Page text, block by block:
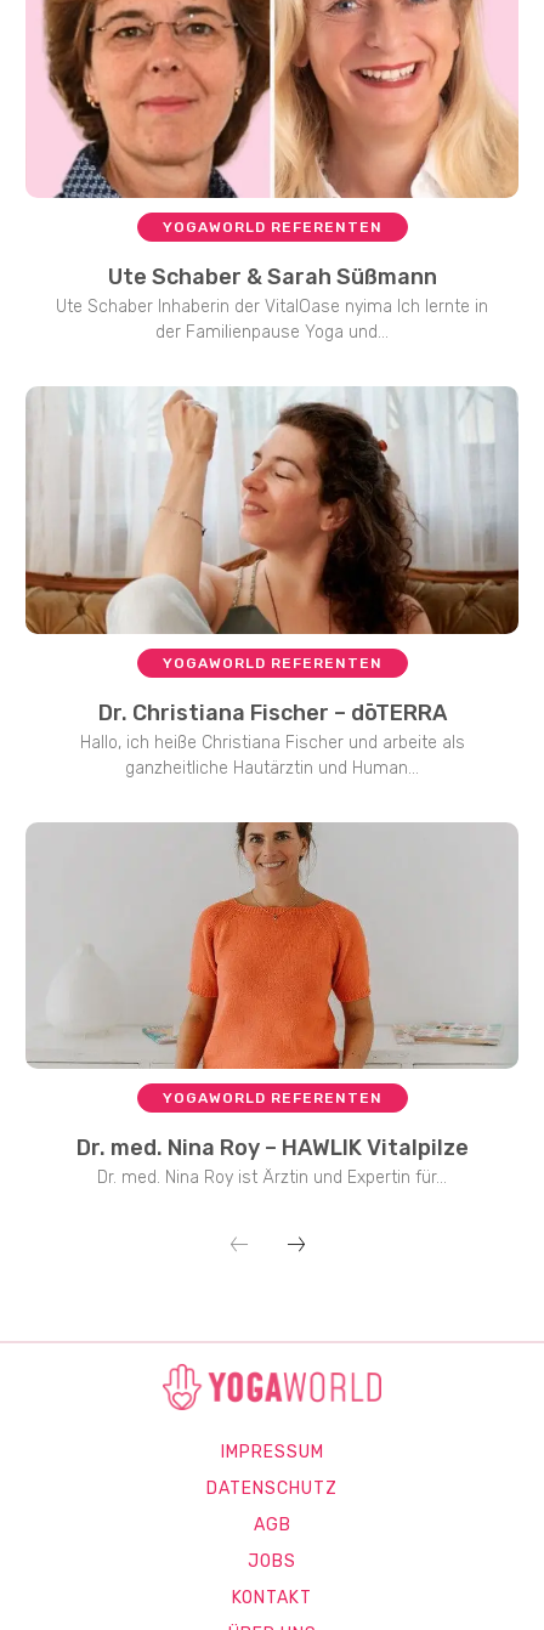
YOGAWORLD REFERENTEN
Ute Schaber & Sarah Süßmann
Ute Schaber Inhaberin der VitalOase nyima Ich lernte in
der Familienpause Yoga und...
YOGAWORLD REFERENTEN
Dr. Christiana Fischer – dōTERRA
Hallo, ich heiße Christiana Fischer und arbeite als
ganzheitliche Hautärztin und Human...
YOGAWORLD REFERENTEN
Dr. med. Nina Roy – HAWLIK Vitalpilze
Dr. med. Nina Roy ist Ärztin und Expertin für...
IMPRESSUM
DATENSCHUTZ
AGB
JOBS
KONTAKT